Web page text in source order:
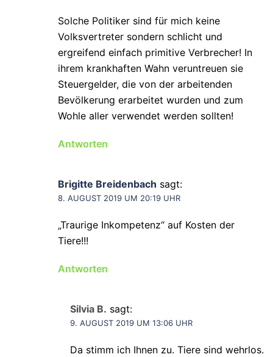
Solche Politiker sind für mich keine
Volksvertreter sondern schlicht und
ergreifend einfach primitive Verbrecher! In
ihrem krankhaften Wahn veruntreuen sie
Steuergelder, die von der arbeitenden
Bevölkerung erarbeitet wurden und zum
Wohle aller verwendet werden sollten!
Antworten
Brigitte Breidenbach sagt:
8. AUGUST 2019 UM 20:19 UHR
„Traurige Inkompetenz“ auf Kosten der
Tiere!!!
Antworten
Silvia B. sagt:
9. AUGUST 2019 UM 13:06 UHR
Da stimm ich Ihnen zu. Tiere sind wehrlos.